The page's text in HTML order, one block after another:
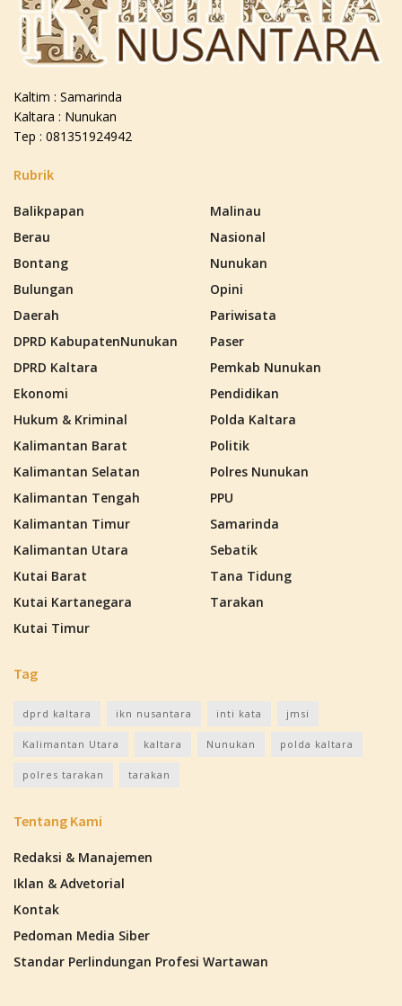
Kaltim : Samarinda
Kaltara : Nunukan
Tep : 081351924942
Rubrik
Balikpapan
Berau
Bontang
Bulungan
Daerah
DPRD KabupatenNunukan
DPRD Kaltara
Ekonomi
Hukum & Kriminal
Kalimantan Barat
Kalimantan Selatan
Kalimantan Tengah
Kalimantan Timur
Kalimantan Utara
Kutai Barat
Kutai Kartanegara
Kutai Timur
Malinau
Nasional
Nunukan
Opini
Pariwisata
Paser
Pemkab Nunukan
Pendidikan
Polda Kaltara
Politik
Polres Nunukan
PPU
Samarinda
Sebatik
Tana Tidung
Tarakan
Tag
dprd kaltara ikn nusantara inti kata jmsi
Kalimantan Utara kaltara Nunukan polda kaltara
polres tarakan tarakan
Tentang Kami
Redaksi & Manajemen
Iklan & Advetorial
Kontak
Pedoman Media Siber
Standar Perlindungan Profesi Wartawan